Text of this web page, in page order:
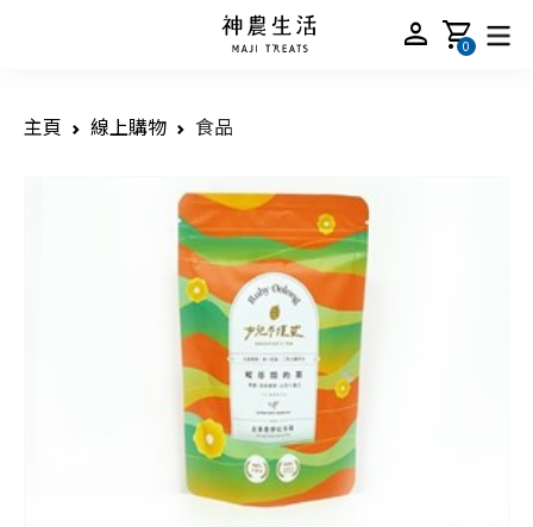
person shopping_cart
0
主頁 線上購物 食品